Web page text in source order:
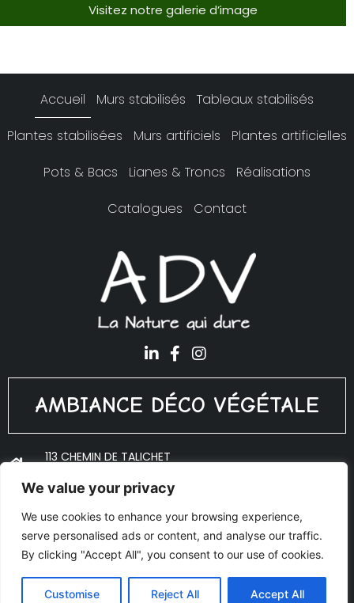
We value your privacy
We use cookies to enhance your browsing experience,
serve personalised ads or content, and analyse our traffic.
By clicking "Accept All", you consent to our use of cookies.
Customise Reject All Accept All
Visitez notre galerie d’image
Accueil Murs stabilisés
Tableaux stabilisés
Plantes stabilisées
Murs artificiels
Plantes artificielles
Pots & Bacs
Lianes & Troncs
Réalisations
Catalogues
Contact
AMBIANCE DÉCO VÉGÉTALE
113 CHEMIN DE TALICHET
ADV@PLANTES-INTERIEUR.FR
06 18 10 53 27
© Copyright 2020 Ambiance Déco Végétale - Réalisé par
AJOO
Mentions légales